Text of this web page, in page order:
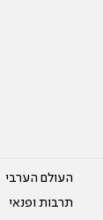
העולם הערבי
תרבות ופנאי